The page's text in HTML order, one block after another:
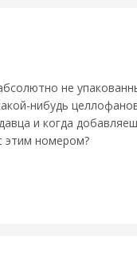
не
нибудь
и когда
этим номером?